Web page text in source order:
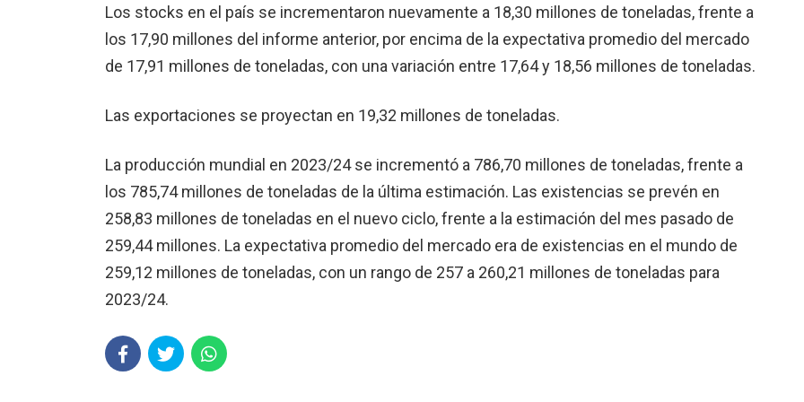
Los stocks en el país se incrementaron nuevamente a 18,30 millones de toneladas, frente a
los 17,90 millones del informe anterior, por encima de la expectativa promedio del mercado
de 17,91 millones de toneladas, con una variación entre 17,64 y 18,56 millones de toneladas.
Las exportaciones se proyectan en 19,32 millones de toneladas.
La producción mundial en 2023/24 se incrementó a 786,70 millones de toneladas, frente a
los 785,74 millones de toneladas de la última estimación. Las existencias se prevén en
258,83 millones de toneladas en el nuevo ciclo, frente a la estimación del mes pasado de
259,44 millones. La expectativa promedio del mercado era de existencias en el mundo de
259,12 millones de toneladas, con un rango de 257 a 260,21 millones de toneladas para
2023/24.